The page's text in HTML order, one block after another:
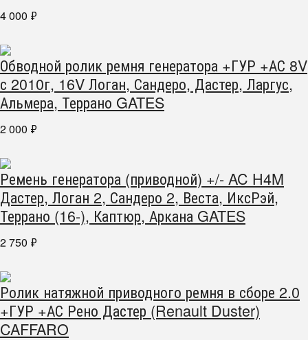
4 000 ₽
Обводной ролик ремня генератора +ГУР +АС 8V
с 2010г, 16V Логан, Сандеро, Дастер, Ларгус,
Альмера, Террано GATES
2 000 ₽
Ремень генератора (приводной) +/- AC H4M
Дастер, Логан 2, Сандеро 2, Веста, ИксРэй,
Террано (16-), Каптюр, Аркана GATES
2 750 ₽
Ролик натяжной приводного ремня в сборе 2.0
+ГУР +АС Рено Дастер (Renault Duster)
CAFFARO